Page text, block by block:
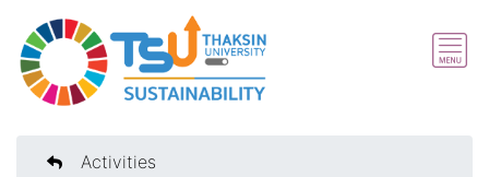
Activities